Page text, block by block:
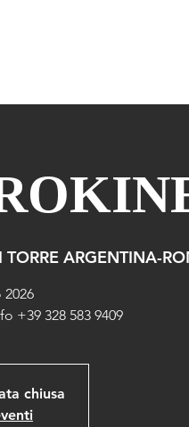
ARGENTINA-
+39 328 583 9409
chiusa